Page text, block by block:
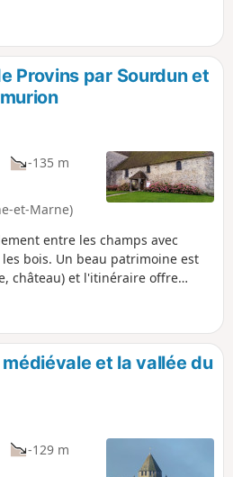
au début, pour l'égayer,
ville de Provins afin d'en
Provins par Sourdun et
-135 m
et-Marne)
entre les champs avec
bois. Un beau patrimoine est
château) et l'itinéraire offre
la Tour César de Provins.
et la vallée du
-129 m